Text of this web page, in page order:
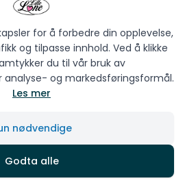
55, 2317
Hamar
driftes avShoplabs
for å forbedre din opplevelse,
og tilpasse innhold. Ved å klikke
du til vår bruk av
analyse- og markedsføringsformål.
Les mer
nødvendige
Godta alle